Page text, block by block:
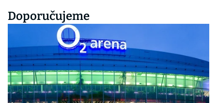
Doporučujeme